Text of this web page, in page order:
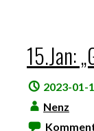
15.Jan:
2023-01-
Nenz